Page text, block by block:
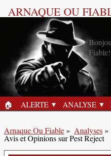
ARNAQUE OU
ACCUEIL
🏠︎ ALERTE ANALYSE
Arnaque Ou Fiable» Analyses»
Avis et Opinions sur Pest Reject